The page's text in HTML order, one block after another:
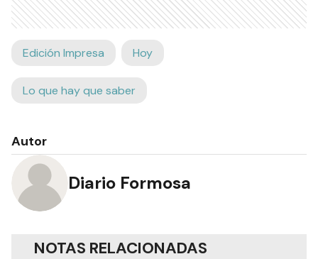
Edición Impresa Hoy
Lo que hay que saber
Autor
Diario Formosa
NOTAS RELACIONADAS